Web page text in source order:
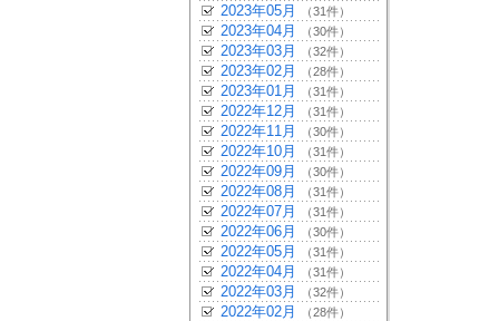
2023年05月 （31件）
2023年04月 （30件）
2023年03月 （32件）
2023年02月 （28件）
2023年01月 （31件）
2022年12月 （31件）
2022年11月 （30件）
2022年10月 （31件）
2022年09月 （30件）
2022年08月 （31件）
2022年07月 （31件）
2022年06月 （30件）
2022年05月 （31件）
2022年04月 （31件）
2022年03月 （32件）
2022年02月 （28件）